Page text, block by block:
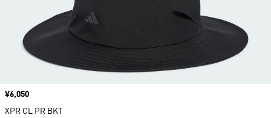
価格
¥6,050
XPR CL PR BKT